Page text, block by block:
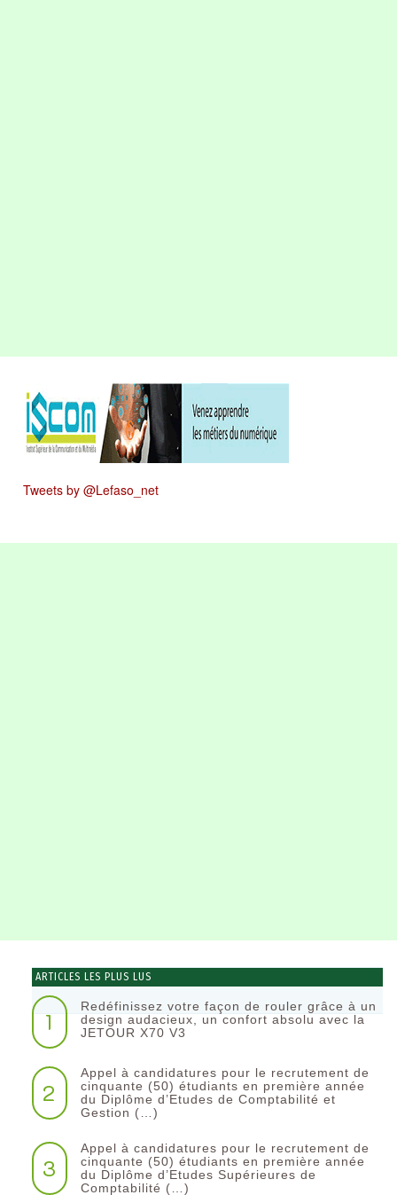
Tweets by @Lefaso_net
ARTICLES LES PLUS LUS
1
Redéfinissez votre façon de rouler grâce à un
design audacieux, un confort absolu avec la
JETOUR X70 V3
2
Appel à candidatures pour le recrutement de
cinquante (50) étudiants en première année
du Diplôme d’Etudes de Comptabilité et
Gestion (…)
3
Appel à candidatures pour le recrutement de
cinquante (50) étudiants en première année
du Diplôme d’Etudes Supérieures de
Comptabilité (…)